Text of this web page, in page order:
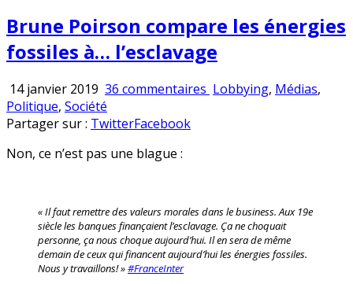
Brune Poirson compare les énergies
fossiles à… l’esclavage
14 janvier 2019 36 commentaires sur
à…
l’esclavage
Publié
Lobbying, Médias,
Politique, Société
Partager sur : TwitterFacebook
Non, ce n’est pas une blague :
« Il faut remettre des valeurs morales dans le business. Aux 19e
siècle les banques finançaient l’esclavage. Ça ne choquait
personne, ça nous choque aujourd’hui. Il en sera de même
demain de ceux qui financent aujourd’hui les énergies fossiles.
Nous y travaillons! »#FranceInter